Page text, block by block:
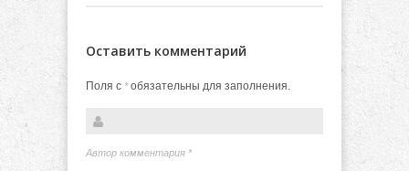
Оставить комментарий
Поля с *обязательны для заполнения.
Автор комментария *